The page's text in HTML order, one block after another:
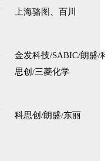
上海骆图、百川
金发科技/SABIC/朗盛/
思创/三菱化学
科思创/朗盛/东丽